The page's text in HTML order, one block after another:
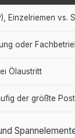
Einzelriemen vs.
oder
Ölaustritt
der größte